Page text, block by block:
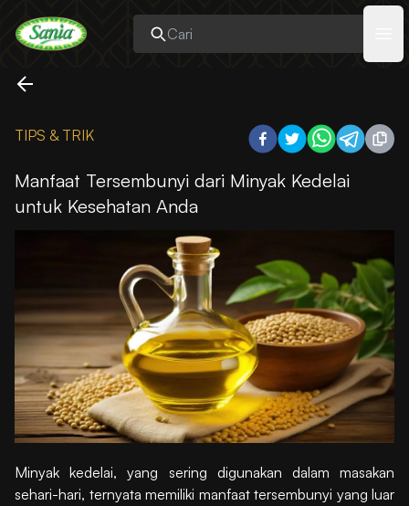
Sania
TIPS & TRIK
Manfaat Tersembunyi dari Minyak Kedelai
untuk Kesehatan Anda
Minyak kedelai, yang sering digunakan dalam masakan
sehari-hari, ternyata memiliki manfaat tersembunyi yang luar